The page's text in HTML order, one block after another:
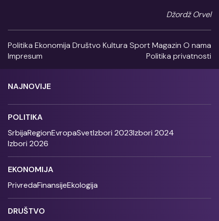
Džordž Orvel
Politika Ekonomija Društvo Kultura SportMagazin O nama
Impresum
Politika privatnosti
NAJNOVIJE
POLITIKA
SrbijaRegionEvropaSvetIzbori 2023Izbori 2024
Izbori 2026
EKONOMIJA
PrivredaFinansijeEkologija
DRUŠTVO